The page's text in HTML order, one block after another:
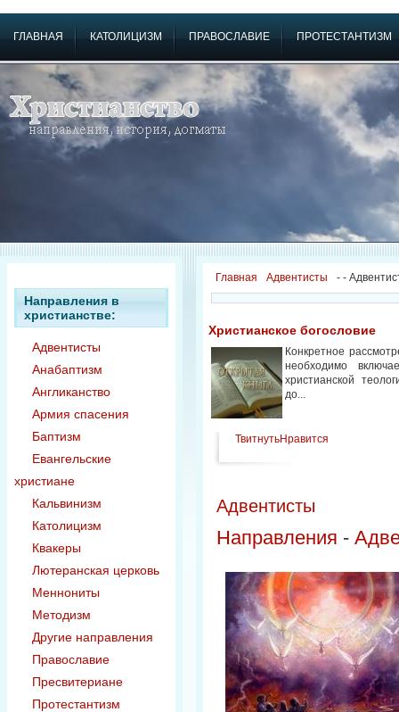
ГЛАВНАЯ КАТОЛИЦИЗМ ПРАВОСЛАВИЕ ПРОТЕСТАНТИЗМ
Направления в
христианстве:
Адвентисты
Анабаптизм
Англиканство
Армия спасения
Баптизм
Евангельские
христиане
Кальвинизм
Католицизм
Квакеры
Лютеранская церковь
Меннониты
Методизм
Другие направления
Православие
Пресвитериане
Протестантизм
Главная -
Адвентисты -
Христианское богословие
Конкретное
необходимо
христианской
до...
ТвитнутьНравится
Адвентисты
Направления -